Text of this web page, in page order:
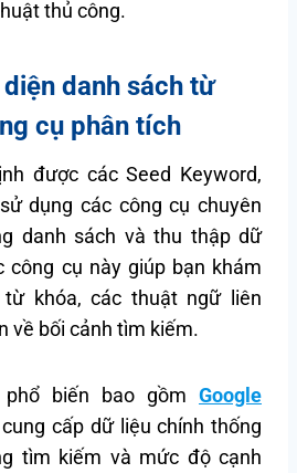
thủ công.
danh sách từ
cụ phân tích
được các Seed Keyword,
dụng các công cụ chuyên
danh sách và thu thập dữ
công cụ này giúp bạn khám
khóa, các thuật ngữ liên
về bối cảnh tìm kiếm.
biến bao gồm Google
cấp dữ liệu chính thống
tìm kiếm và mức độ cạnh